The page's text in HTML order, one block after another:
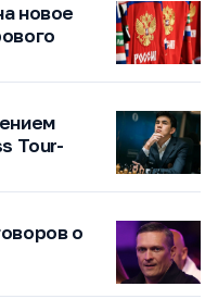
новое
Tour-
о